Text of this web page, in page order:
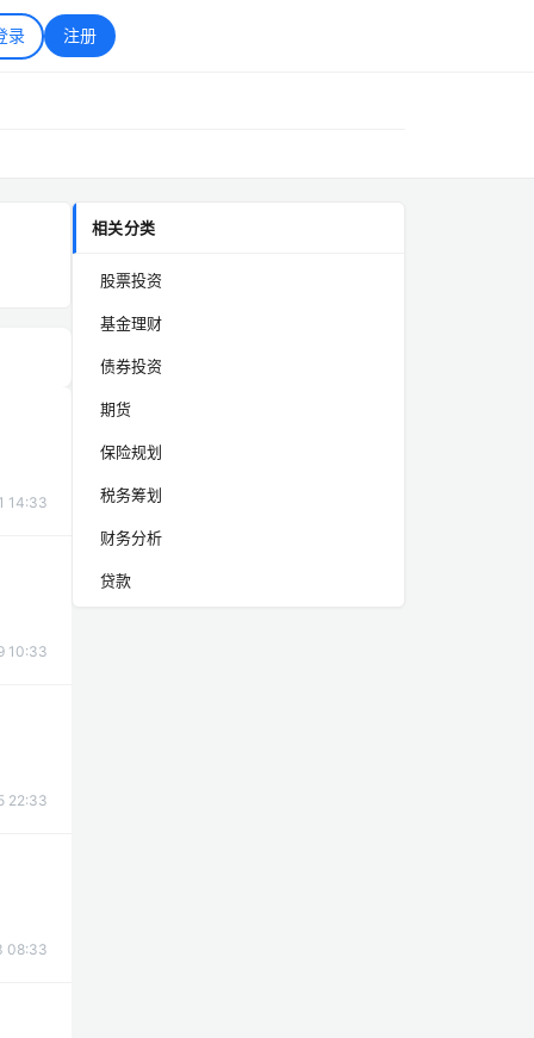
录 注册
14:33
10:33
22:33
08:33
相关分类
股票投资
基金理财
债券投资
期货
保险规划
税务筹划
财务分析
贷款